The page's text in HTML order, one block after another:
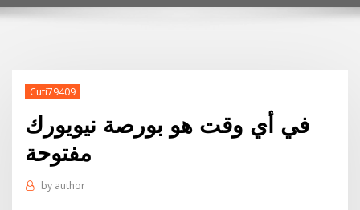
Cuti79409
في أي وقت هو بورصة نيويورك
مفتوحة
by author